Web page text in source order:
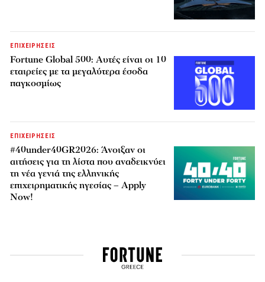
ΕΠΙΧΕΙΡΗΣΕΙΣ
Fortune Global 500: Αυτές είναι οι 10
εταιρείες με τα μεγαλύτερα έσοδα
παγκοσμίως
ΕΠΙΧΕΙΡΗΣΕΙΣ
#40under40GR2026: Άνοιξαν οι
αιτήσεις για τη λίστα που αναδεικνύει
τη νέα γενιά της ελληνικής
επιχειρηματικής ηγεσίας – Apply
Now!